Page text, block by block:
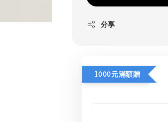
分享
1000元滿額贈